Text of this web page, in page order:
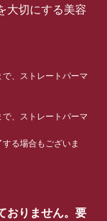
大切にする美容
で、ストレートパーマ
で、ストレートパーマ
る場合もございま
おりません。要